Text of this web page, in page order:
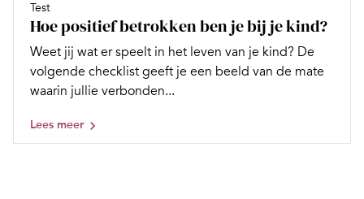
Test
Hoe positief betrokken ben je bij je kind?
Weet jij wat er speelt in het leven van je kind? De
volgende checklist geeft je een beeld van de mate
waarin jullie verbonden...
Lees meer